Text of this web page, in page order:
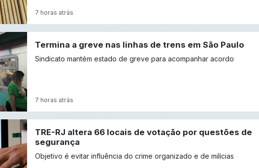
7 horas atrás
Termina a greve nas linhas de trens em São Paulo
Sindicato mantém estado de greve para acompanhar acordo
7 horas atrás
TRE-RJ altera 66 locais de votação por questões de
segurança
Objetivo é evitar influência do crime organizado e de milícias